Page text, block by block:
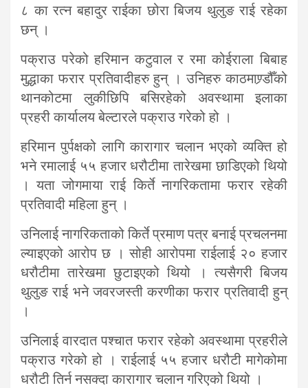
८ का रत्न बहादुर राईका छोरा बिजय थुलुङ राई रहेका
छन् ।
पक्राउ परेको हरिमान कटुवाल र रमा कोईराला बिबाह
मुद्धाका फरार प्रतिवादीहरु हुन् । उनिहरु काठमाण्र्डौँको
थानकोटमा लुकीछिपि बसिरहेको अवस्थामा इलाका
प्रहरी कार्यालय बेल्टारले पक्राउ गरेको हो ।
हरिमान पुर्पक्षको लागि कारागार चलान भएको व्यक्ति हो
भने रमालाई ५५ हजार धरौटीमा तारेखमा छाडिएको थियो
। यता जोगमाया राई किर्ते नागरिकतामा फरार रहेकी
प्रतिवादी महिला हुन् ।
उनिलाई नागरिकताको किर्ते प्रमाण पत्र बनाई प्रचलनमा
ल्याइएको आरोप छ । सोही आरोपमा राईलाई २० हजार
धरौटीमा तारेखमा छुटाइएको थियो । त्यसैगरी बिजय
थुलुङ राई भने जवरजस्ती करणीका फरार प्रतिवादी हुन्
।
उनिलाई वारदात पश्चात फरार रहेको अवस्थामा प्रहरीले
पक्राउ गरेको हो । राईलाई ५५ हजार धरौटी मागेकोमा
धरौटी तिर्न नसक्दा कारागार चलान गरिएको थियो ।